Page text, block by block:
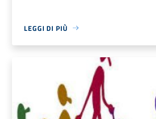
LEGGI DI PIÙ